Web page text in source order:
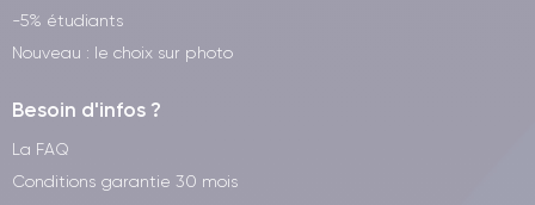
-5% étudiants
Nouveau : le choix sur photo
Besoin d'infos ?
La FAQ
Conditions garantie 30 mois